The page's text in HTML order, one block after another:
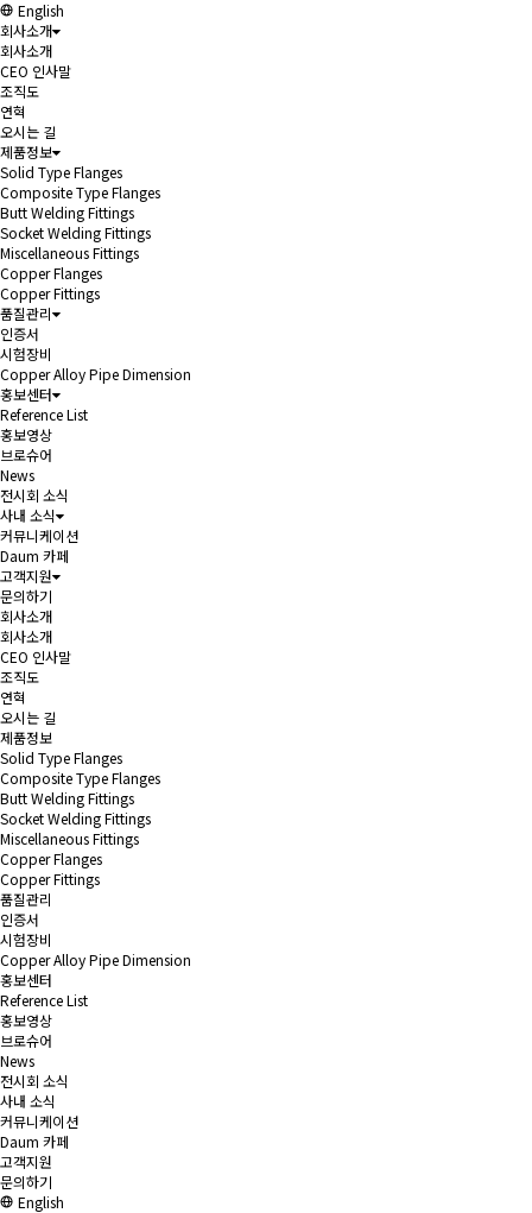
English
회사소개
회사소개
CEO 인사말
조직도
연혁
오시는 길
제품정보
Solid Type Flanges
Composite Type Flanges
Butt Welding Fittings
Socket Welding Fittings
Miscellaneous Fittings
Copper Flanges
Copper Fittings
품질관리
인증서
시험장비
Copper Alloy Pipe Dimension
홍보센터
Reference List
홍보영상
브로슈어
News
전시회 소식
사내 소식
커뮤니케이션
Daum 카페
고객지원
문의하기
회사소개
회사소개
CEO 인사말
조직도
연혁
오시는 길
제품정보
Solid Type Flanges
Composite Type Flanges
Butt Welding Fittings
Socket Welding Fittings
Miscellaneous Fittings
Copper Flanges
Copper Fittings
품질관리
인증서
시험장비
Copper Alloy Pipe Dimension
홍보센터
Reference List
홍보영상
브로슈어
News
전시회 소식
사내 소식
커뮤니케이션
Daum 카페
고객지원
문의하기
English